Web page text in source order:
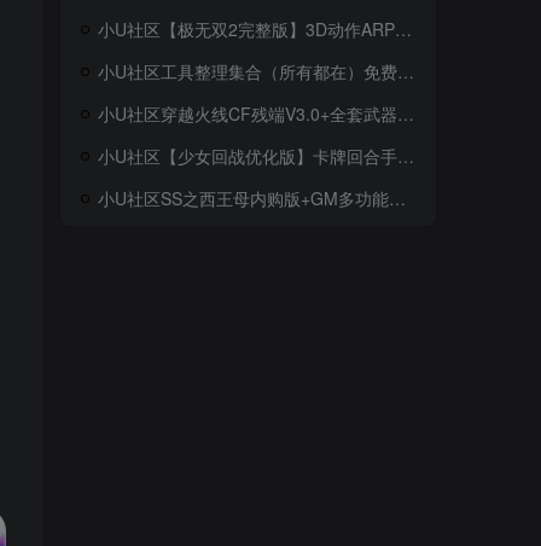
小U社区【极无双2完整版】3D动作ARPG手游+Linux学习手工端+GM授权后台+视频教程
小U社区工具整理集合（所有都在）免费！免费！免费！
小U社区穿越火线CF残端V3.0+全套武器存档+联机教程+搭建视频
小U社区【少女回战优化版】卡牌回合手游Linux本地学习手工端+lua加解密工具+GM授权后台+搭建视频
小U社区SS之西王母内购版+GM多功能后台+搭建视频